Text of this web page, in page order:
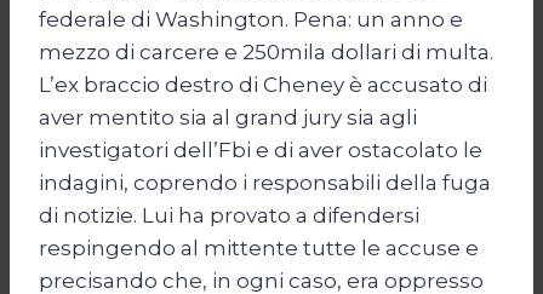
federale di Washington. Pena: un anno e
mezzo di carcere e 250mila dollari di multa.
L’ex braccio destro di Cheney è accusato di
aver mentito sia al grand jury sia agli
investigatori dell’Fbi e di aver ostacolato le
indagini, coprendo i responsabili della fuga
di notizie. Lui ha provato a difendersi
respingendo al mittente tutte le accuse e
precisando che, in ogni caso, era oppresso